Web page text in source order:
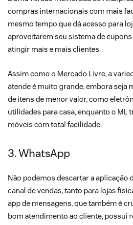
compras internacionais com mais
mesmo tempo que dá acesso para
aproveitarem seu sistema de
atingir mais e mais clientes.
Assim como o Mercado Livre, a
atende é muito grande, embora seja
de itens de menor valor, como
utilidades para casa, enquanto o ML
móveis com total facilidade.
3. WhatsApp
Não podemos descartar a aplicação
canal de vendas, tanto para lojas
app de mensagens, que também é
bom atendimento ao cliente, possui